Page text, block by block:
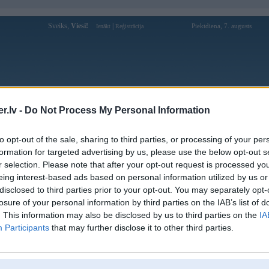
- Do Not Process My Personal Information
opt-out of the sale, sharing to third parties, or processing of your
for targeted advertising by us, please use the below opt-out
selection. Please note that after your opt-out request is processed
interest-based ads based on personal information utilized by us
to third parties prior to your opt-out. You may separately
of your personal information by third parties on the IAB’s list of
This information may also be disclosed by us to third parties on the
Participants that may further disclose it to other third parties.
Sveiks, Viesi! Ienākt Reģistrācija Piektdiena, 7. augusts
Forums Galerijas Reģistrācija Lietotāji
Lietotāja jurkalpg profils
Pēdējo reizi manīts: 29. Jun 2019, 22:50
Lietotājvārds:
jurkalpg
Ziņojumi forumā:
287
[Pēdējie ziņojumi forumā]